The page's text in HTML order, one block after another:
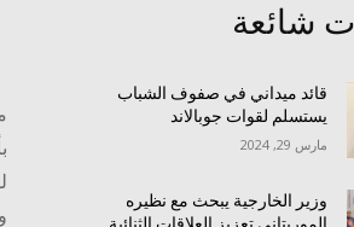
شائعة
قائد ميداني في صفوف الشباب
يستسلم لقوات جوبالاند
مارس 29, 2024
وزير الخارجية يبحث مع نظيره